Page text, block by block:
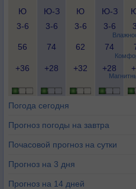
Ю
3-6
Ю-З
3-6
Ю
3-6
Ю-З
3-6
56 74 62 74
+36 +28 +32 +28
Погода сегодня
Прогноз погоды на завтра
Почасовой прогноз на сутки
Прогноз на 3 дня
Прогноз на 14 дней